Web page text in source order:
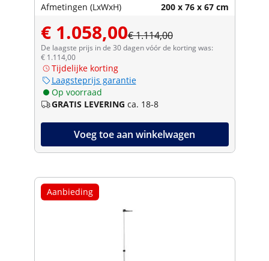
Afmetingen (LxWxH) 200 x 76 x 67 cm
€ 1.058,00€ 1.114,00
De laagste prijs in de 30 dagen vóór de korting was:
€ 1.114,00
Tijdelijke korting
Laagsteprijs garantie
Op voorraad
GRATIS LEVERING ca. 18-8
Voeg toe aan winkelwagen
Aanbieding